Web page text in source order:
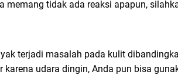
tidak ada reaksi apapun,
terjadi masalah pada kulit
udara dingin, Anda pun bisa